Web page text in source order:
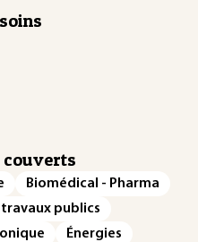
couverts
Biomédical - Pharma
publics
Énergies